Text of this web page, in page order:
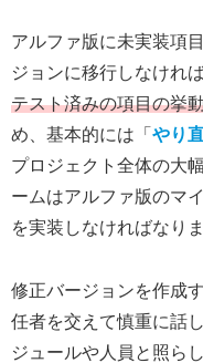
アルファ版に未実装項
ジョンに移行しなけれ
テスト済みの項目の挙
め、基本的には「 やり
プロジェクト全体の大
ームはアルファ版のマ
を実装しなければなりま
修正バージョンを作成
任者を交えて慎重に話
ジュールや人員と照ら